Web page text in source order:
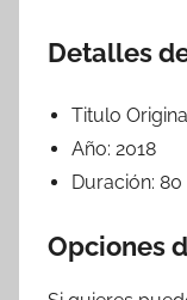
Detalles
Titulo
Año: 2018
Duración: 80
Opciones